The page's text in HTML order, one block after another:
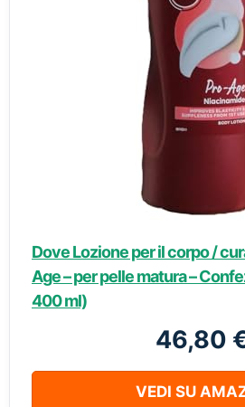
Dove Lozione per il corpo /
Age – per pelle matura –
400 ml)
46,80
VEDI SU